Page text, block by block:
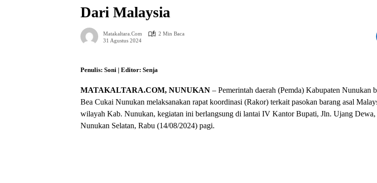
Dari Malaysia
Matakaltara.com
2 Min Baca
31 Agustus 2024
Penulis: Soni | Editor: Senja
MATAKALTARA.COM, NUNUKAN – Pemerintah daerah (Pemda) Kabupaten Nunukan
Bea Cukai Nunukan melaksanakan rapat koordinasi (Rakor) terkait pasokan barang asal
wilayah Kab. Nunukan, kegiatan ini berlangsung di lantai IV Kantor Bupati, Jln. Ujang Dewa,
Nunukan Selatan, Rabu (14/08/2024) pagi.